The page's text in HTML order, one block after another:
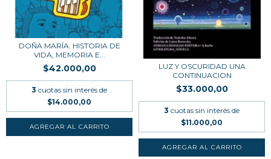
DOÑA MARÍA. HISTORIA DE
VIDA, MEMORIA E...
$42.000,00
3 cuotas sin interés de
$14.000,00
LUZ Y OSCURIDAD UNA
CONTINUACION
$33.000,00
3 cuotas sin interés de
$11.000,00